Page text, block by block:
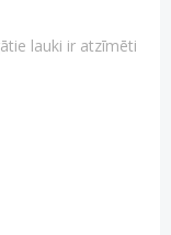
lauki ir atzīmēti